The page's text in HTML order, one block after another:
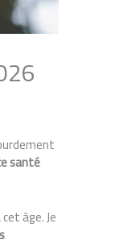
santé
âge. Je